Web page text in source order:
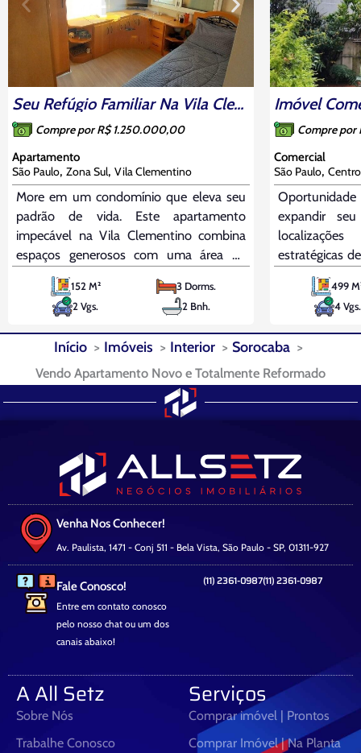
Seu Refúgio Familiar Na Vila Clementino: 3 Dorms (1 Suíte), Face Norte E Lazer Completo
Compre por R$ 1.250.000,00
Apartamento
São Paulo, Zona Sul, Vila Clementino
More em um condomínio que eleva seu
padrão de vida. Este apartamento
impecável na Vila Clementino combina
espaços generosos com uma área de
lazer extraordinária. O living para dois
ambientes é um convite à convivência,
enquanto a cozinha planejada e a
dependência completa de serviço
oferecem a máxima conveniência.
152 M²
3 Dorms.
2 Vgs.
2 Bnh.
Compre
Comercial
São Paulo, Centro
Oportunidade
expandir
estratégicas
imóvel
construída
está
Ipiranga. O
estrutura
499
4 Vgs.
Início Imóveis Interior Sorocaba
Vendo Apartamento Novo e Totalmente Reformado
Fale Conosco!
Entre em contato conosco
pelo nosso chat ou um dos
canais abaixo!
(11) 2361-0987(11) 2361-0987
Venha Nos Conhecer!
Av. Paulista, 1471 - Conj 511 - Bela Vista, São Paulo - SP, 01311-927
A All Setz
Sobre Nós
Trabalhe Conosco
Serviços
Comprar imóvel | Prontos
Comprar Imóvel | Na Planta